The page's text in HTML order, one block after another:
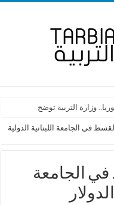
وزارة التربية توضح
في الجامعة اللبنانية الدولية
الجامعة